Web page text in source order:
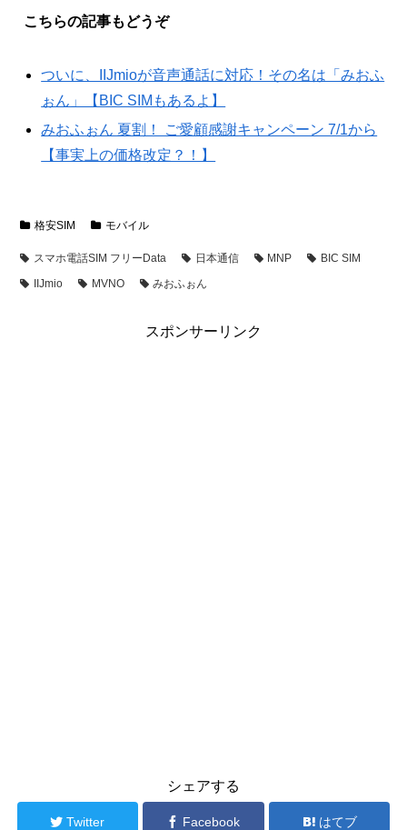
こちらの記事もどうぞ
ついに、IIJmioが音声通話に対応！その名は「みおふ
ぉん」【BIC SIMもあるよ】
みおふぉん 夏割！ ご愛顧感謝キャンペーン 7/1から
【事実上の価格改定？！】
格安SIM モバイル
スマホ電話SIM フリーData 日本通信 MNP
BIC SIM
IIJmio
MVNO みおふぉん
スポンサーリンク
シェアする
Twitter Facebook はてブ